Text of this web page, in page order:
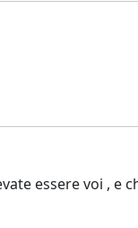
essere voi ,